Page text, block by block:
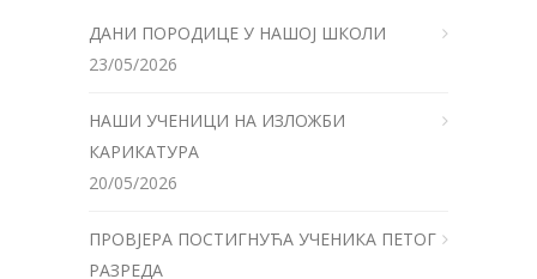
ДАНИ ПОРОДИЦЕ У НАШОЈ ШКОЛИ
23/05/2026
НАШИ УЧЕНИЦИ НА ИЗЛОЖБИ
КАРИКАТУРА
20/05/2026
ПРОВЈЕРА ПОСТИГНУЋА УЧЕНИКА ПЕТОГ
РАЗРЕДА